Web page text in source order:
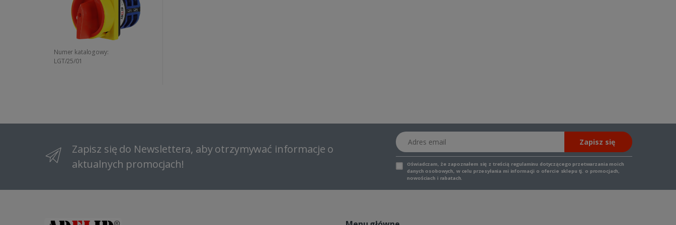
Numer katalogowy:
LGT/25/01
Zapisz się do Newslettera, aby otrzymywać informacje o
aktualnych promocjach!
Adres email
Zapisz się
Oświadczam, że zapoznałem się z treścią regulaminu dotyczącego przetwarzania moich
danych osobowych, w celu przesyłania mi informacji o ofercie sklepu tj. o promocjach,
nowościach i rabatach.